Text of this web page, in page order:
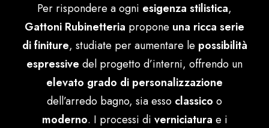
Που να αγορασετε
Επαφές
Ελληνικά
Per rispondere a ogni esigenza stilistica,
Gattoni Rubinetteria propone una ricca serie
di finiture, studiate per aumentare le possibilità
espressive del progetto d’interni, offrendo un
elevato grado di personalizzazione
dell’arredo bagno, sia esso classico o
moderno. I processi di verniciatura e i